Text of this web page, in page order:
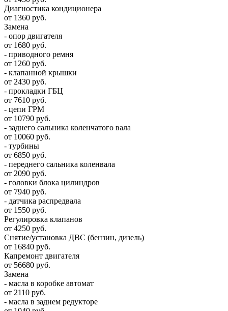
Диагностика кондиционера
от 1360 руб.
Замена
- опор двигателя
от 1680 руб.
- приводного ремня
от 1260 руб.
- клапанной крышки
от 2430 руб.
- прокладки ГБЦ
от 7610 руб.
- цепи ГРМ
от 10790 руб.
- заднего сальника коленчатого вала
от 10060 руб.
- турбины
от 6850 руб.
- переднего сальника коленвала
от 2090 руб.
- головки блока цилиндров
от 7940 руб.
- датчика распредвала
от 1550 руб.
Регулировка клапанов
от 4250 руб.
Снятие/установка ДВС (бензин, дизель)
от 16840 руб.
Капремонт двигателя
от 56680 руб.
Замена
- масла в коробке автомат
от 2110 руб.
- масла в заднем редукторе